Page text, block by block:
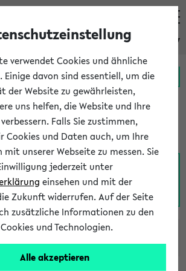
eKVV
App Zum MeineUni Portal
der
Bielefeld
G H I J K L M N O
W X Y
Z
verwendet Cookies und ähnliche
Einige davon sind essentiell, um die
der Website zu gewährleisten,
uns helfen, die Website und Ihre
Falls Sie zustimmen,
Cookies und Daten auch, um Ihre
unserer Webseite zu messen. Sie
jederzeit unter
einsehen und mit der
Zukunft widerrufen. Auf der Seite
zusätzliche Informationen zu den
und Technologien.
Alle akzeptieren